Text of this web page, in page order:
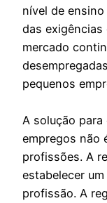
nível de
das
mercado
pequenos
A solução
empregos não
profissões. A
estabelecer
profissão. A